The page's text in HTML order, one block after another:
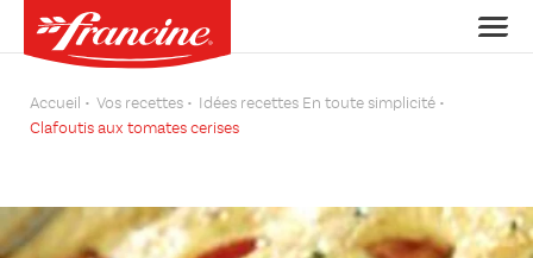
Accueil Vos recettes
Idées recettes En toute simplicité
Clafoutis aux tomates cerises